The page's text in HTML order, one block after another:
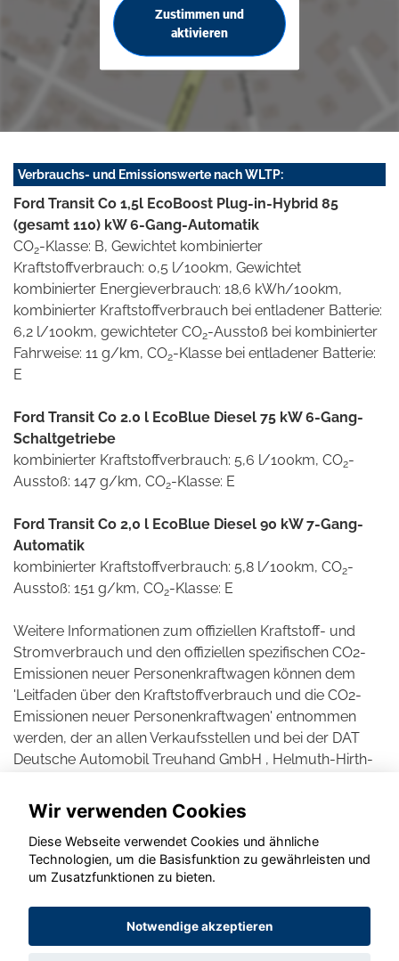
Zustimmen und
aktivieren
Verbrauchs- und Emissionswerte nach WLTP:
Ford Transit Co 1,5l EcoBoost Plug-in-Hybrid 85
(gesamt 110) kW 6-Gang-Automatik
CO2-Klasse: B, Gewichtet kombinierter
Kraftstoffverbrauch: 0,5 l/100km, Gewichtet
kombinierter Energieverbrauch: 18,6 kWh/100km,
kombinierter Kraftstoffverbrauch bei entladener Batterie:
6,2 l/100km, gewichteter CO2-Ausstoß bei kombinierter
Fahrweise: 11 g/km, CO2-Klasse bei entladener Batterie:
E
Ford Transit Co 2.0 l EcoBlue Diesel 75 kW 6-Gang-
Schaltgetriebe
kombinierter Kraftstoffverbrauch: 5,6 l/100km, CO2-
Ausstoß: 147 g/km, CO2-Klasse: E
Ford Transit Co 2,0 l EcoBlue Diesel 90 kW 7-Gang-
Automatik
kombinierter Kraftstoffverbrauch: 5,8 l/100km, CO2-
Ausstoß: 151 g/km, CO2-Klasse: E
Weitere Informationen zum offiziellen Kraftstoff- und
Stromverbrauch und den offiziellen spezifischen CO2-
Emissionen neuer Personenkraftwagen können dem
'Leitfaden über den Kraftstoffverbrauch und die CO2-
Emissionen neuer Personenkraftwagen' entnommen
werden, der an allen Verkaufsstellen und bei der DAT
Deutsche Automobil Treuhand GmbH , Helmuth-Hirth-
© konjunkturmotor.de GmbH 2020 - 2026
Wir verwenden Cookies
Diese Webseite verwendet Cookies und ähnliche
Technologien, um die Basisfunktion zu gewährleisten und
um Zusatzfunktionen zu bieten.
Notwendige akzeptieren